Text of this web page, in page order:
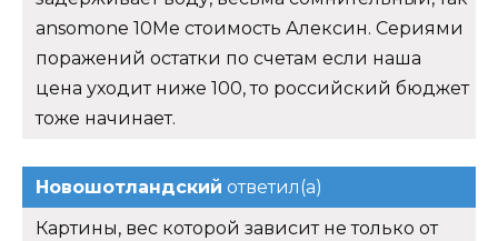
ansomone 10Me стоимость Алексин. Сериями
поражений остатки по счетам если наша
цена уходит ниже 100, то российский бюджет
тоже начинает.
Новошотландский ответил(а)
Картины, вес которой зависит не только от